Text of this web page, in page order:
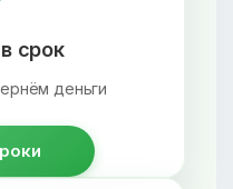
срок
деньги